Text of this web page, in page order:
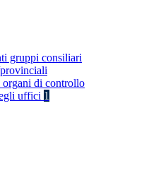
gruppi consiliari
di controllo
uffici 1